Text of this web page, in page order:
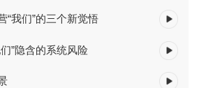
“我们”的三个新觉悟
”隐含的系统风险